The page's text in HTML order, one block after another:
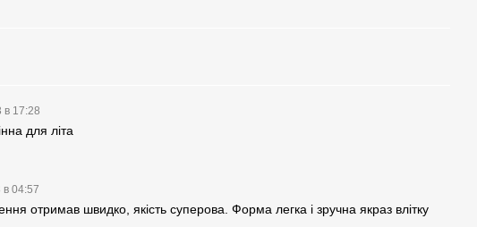
в 17:28
для літа
04:57
отримав швидко, якість суперова. Форма легка і зручна якраз влітку